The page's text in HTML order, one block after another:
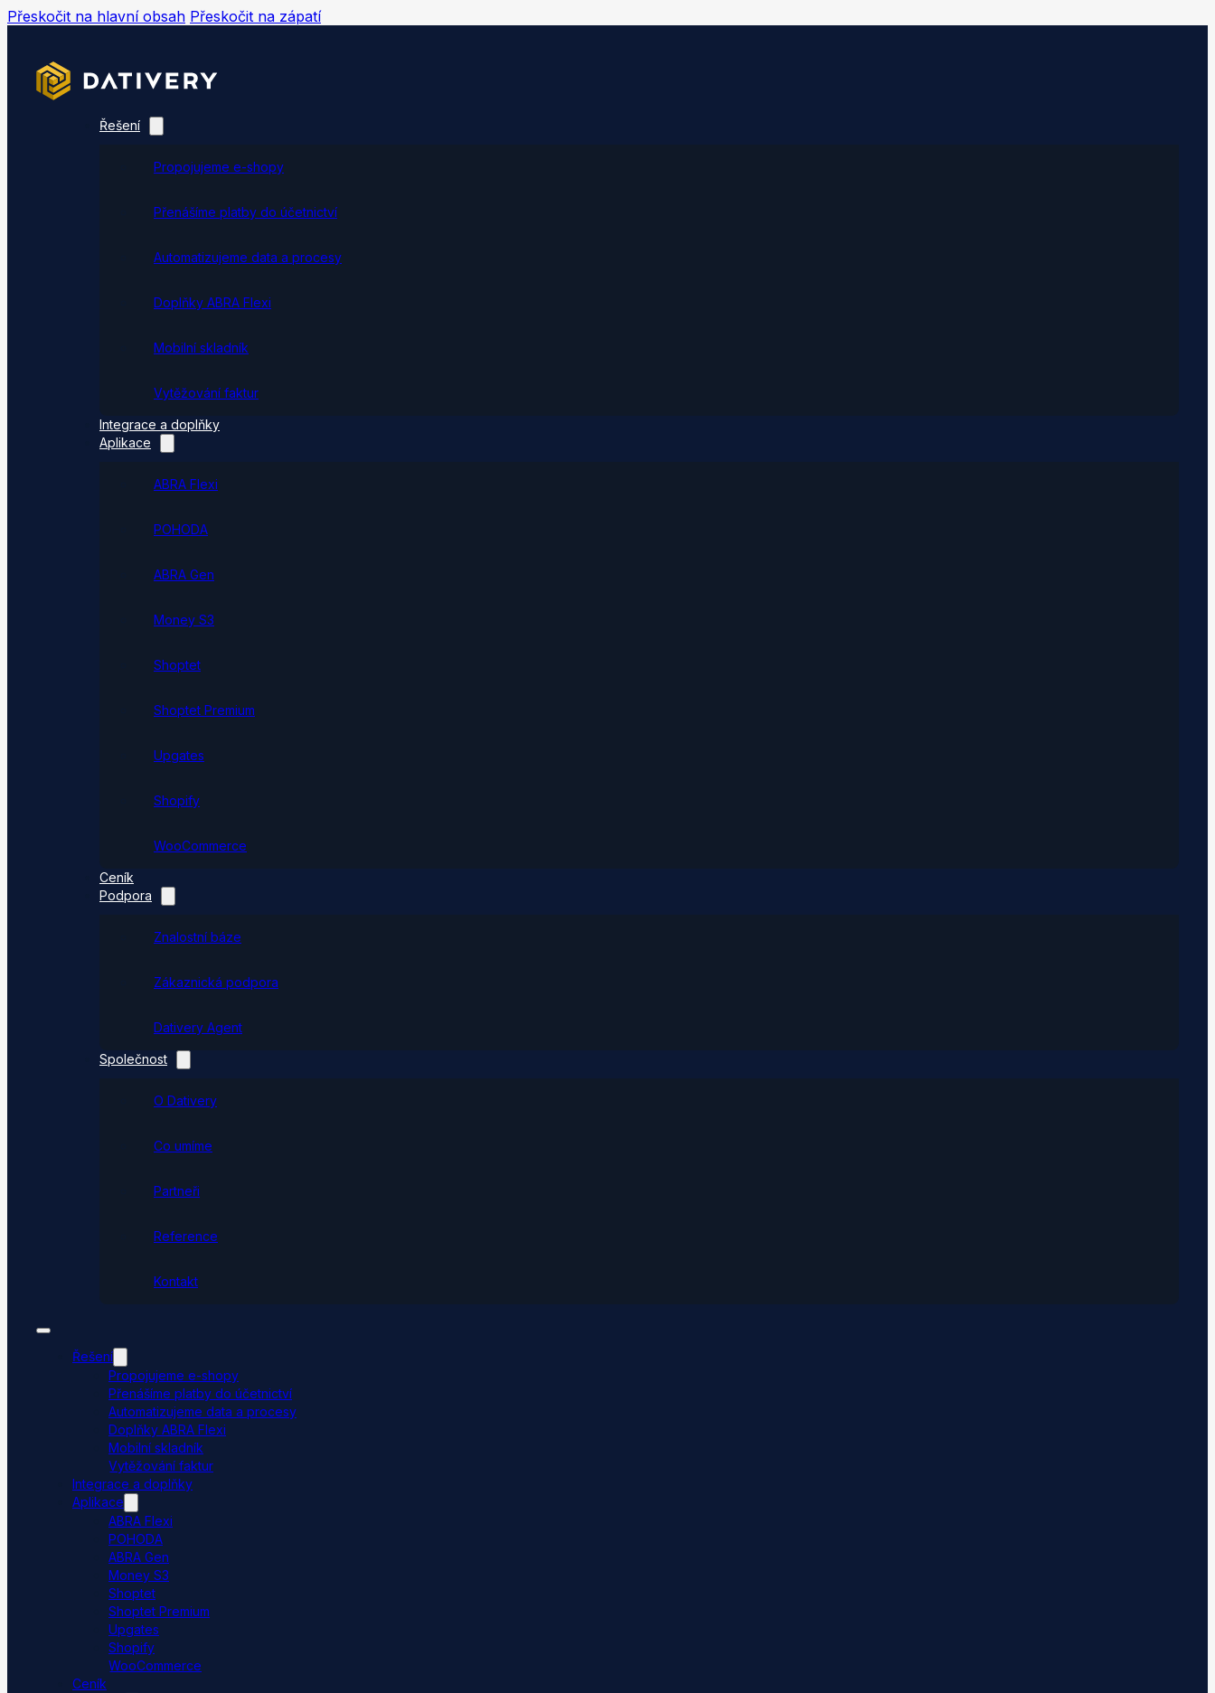
Přeskočit na hlavní obsah Přeskočit na zápatí
Řešení
Propojujeme e-shopy
Přenášíme platby do účetnictví
Automatizujeme data a procesy
Doplňky ABRA Flexi
Mobilní skladník
Vytěžování faktur
Integrace a doplňky
Aplikace
ABRA Flexi
POHODA
ABRA Gen
Money S3
Shoptet
Shoptet Premium
Upgates
Shopify
WooCommerce
Ceník
Podpora
Znalostní báze
Zákaznická podpora
Dativery Agent
Společnost
O Dativery
Co umíme
Partneři
Reference
Kontakt
Řešení
Propojujeme e-shopy
Přenášíme platby do účetnictví
Automatizujeme data a procesy
Doplňky ABRA Flexi
Mobilní skladník
Vytěžování faktur
Integrace a doplňky
Aplikace
ABRA Flexi
POHODA
ABRA Gen
Money S3
Shoptet
Shoptet Premium
Upgates
Shopify
WooCommerce
Ceník